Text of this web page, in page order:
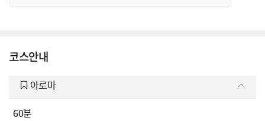
코스안내
아로마
60분